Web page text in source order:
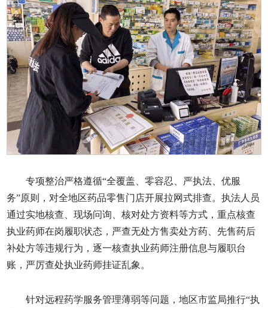
专项整治严格遵循“全覆盖、零容忍、严执法、优服
务”原则，对全地区药品零售门店开展拉网式排查。执法人员
通过实地核查、现场问询、核对处方资料等方式，重点核查
执业药师在岗履职状态，严查无处方售卖处方药、先售药后
补处方等违规行为，逐一核查执业药师注册信息与履职台
账，严厉查处执业药师挂证乱象。
针对远程药学服务管理薄弱等问题，地区市监局推行“执